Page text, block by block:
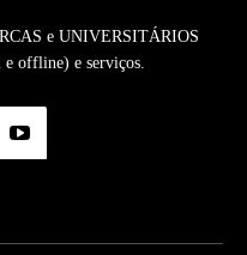
e UNIVERSITÁRIOS
offline) e serviços.